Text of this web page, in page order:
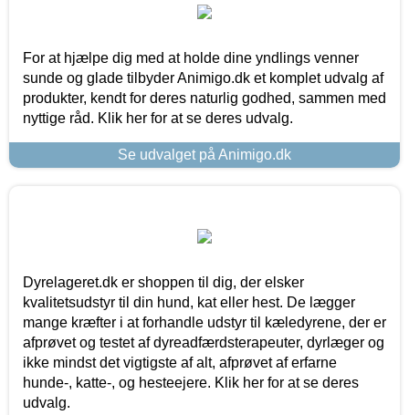
For at hjælpe dig med at holde dine yndlings venner
sunde og glade tilbyder Animigo.dk et komplet udvalg af
produkter, kendt for deres naturlig godhed, sammen med
nyttige råd. Klik her for at se deres udvalg.
Se udvalget på Animigo.dk
Dyrelageret.dk er shoppen til dig, der elsker
kvalitetsudstyr til din hund, kat eller hest. De lægger
mange kræfter i at forhandle udstyr til kæledyrene, der er
afprøvet og testet af dyreadfærdsterapeuter, dyrlæger og
ikke mindst det vigtigste af alt, afprøvet af erfarne
hunde-, katte-, og hesteejere. Klik her for at se deres
udvalg.